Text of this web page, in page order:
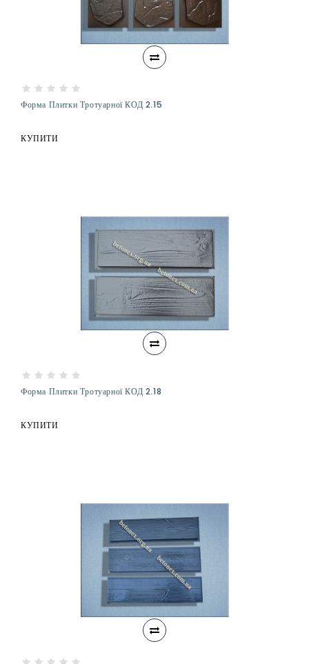
Форма Плитки Тротуарної КОД 2.15
КУПИТИ
Форма Плитки Тротуарної КОД 2.18
КУПИТИ